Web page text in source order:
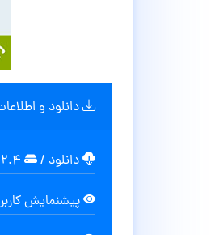
دانلود و
دانلود /
پیشنمایش